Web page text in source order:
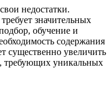
недостатки.
значительных
обучение и
содержания
существенно увеличить
требующих уникальных